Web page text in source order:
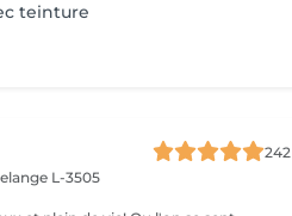
teinture
242
L-3505